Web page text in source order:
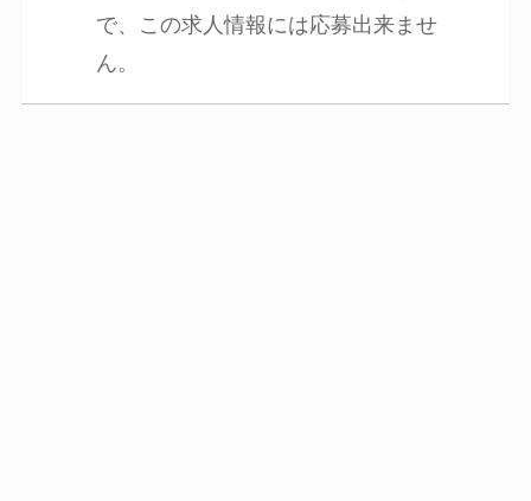
で、この求人情報には応募出来ませ
ん。